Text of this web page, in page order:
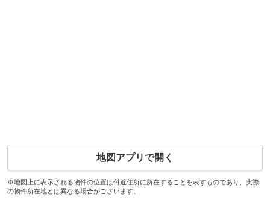
地図アプリで開く
※地図上に表示される物件の位置は付近住所に所在することを表すものであり、実際
の物件所在地とは異なる場合がございます。